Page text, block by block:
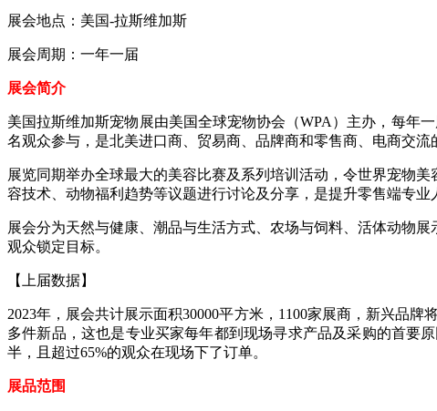
展会地点：美国-拉斯维加斯
展会周期：一年一届
展会简介
美国拉斯维加斯宠物展由美国全球宠物协会（WPA）主办，每年
名观众参与，是北美进口商、贸易商、品牌商和零售商、电商交
展览同期举办全球最大的美容比赛及系列培训活动，令世界宠物
容技术、动物福利趋势等议题进行讨论及分享，是提升零售端专业
展会分为天然与健康、潮品与生活方式、农场与饲料、活体动物
观众锁定目标。
【上届数据】
2023年，展会共计展示面积30000平方米，1100家展商，新兴品牌
多件新品，这也是专业买家每年都到现场寻求产品及采购的首要
半，且超过65%的观众在现场下了订单。
展品范围